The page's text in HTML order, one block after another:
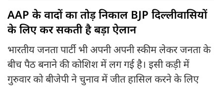
AAP के वादों का तोड़ निकाल BJP दिल्लीवासियों
के लिए कर सकती है बड़ा ऐलान
भारतीय जनता पार्टी भी अपनी अपनी स्कीम लेकर जनता के
बीच पैठ बनाने की कोशिश में लग गई है। इसी कड़ी में
गुरुवार को बीजेपी ने चुनाव में जीत हासिल करने के लिए